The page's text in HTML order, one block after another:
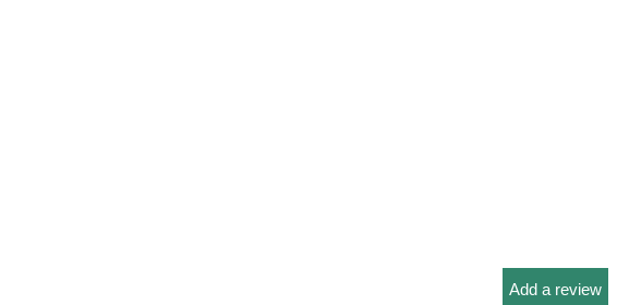
Add a review